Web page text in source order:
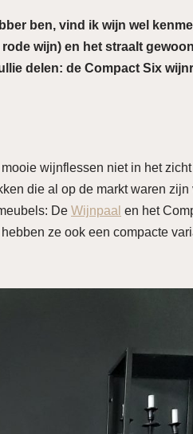
ben, vind ik wijn wel
wijn) en het straalt
delen: de Compact Six
wijnflessen niet in het
die al op de markt waren
De Wijnpaal en het
ze ook een compacte